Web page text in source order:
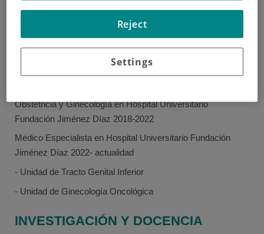
Isabel Bouthelier
Ginecología, Hospital
Jiménez Díaz
EXPERIENCIA
Obstetricia y Ginecología en Hospital Universitario
Fundación Jiménez Díaz 2018-2022
Médico Especialista en Hospital Universitario Fundación
Jiménez Díaz 2022- actualidad
- Unidad de Tracto Genital Inferior
- Unidad de Ginecología Oncológica
INVESTIGACIÓN Y DOCENCIA
Settings
Reject